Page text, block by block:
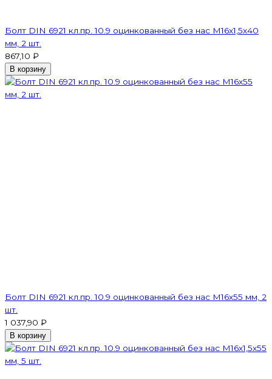
Болт DIN 6921 кл.пр. 10.9 оцинкованный без нас М16х1,5х40
мм, 2 шт.
867,10 ₽
В корзину
Болт DIN 6921 кл.пр. 10.9 оцинкованный без нас М16х55 мм, 2
шт.
1 037,90 ₽
В корзину